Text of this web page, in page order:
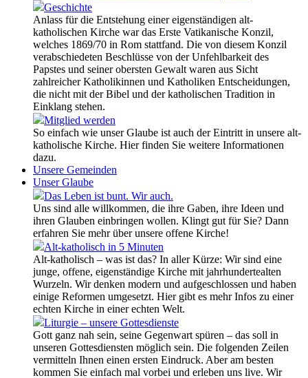
Geschichte
Anlass für die Entstehung einer eigenständigen alt-
katholischen Kirche war das Erste Vatikanische Konzil,
welches 1869/70 in Rom stattfand. Die von diesem Konzil
verabschiedeten Beschlüsse von der Unfehlbarkeit des
Papstes und seiner obersten Gewalt waren aus Sicht
zahlreicher Katholikinnen und Katholiken Entscheidungen,
die nicht mit der Bibel und der katholischen Tradition in
Einklang stehen.
Mitglied werden
So einfach wie unser Glaube ist auch der Eintritt in unsere alt-
katholische Kirche. Hier finden Sie weitere Informationen
dazu.
Unsere Gemeinden
Unser Glaube
Das Leben ist bunt. Wir auch.
Uns sind alle willkommen, die ihre Gaben, ihre Ideen und
ihren Glauben einbringen wollen. Klingt gut für Sie? Dann
erfahren Sie mehr über unsere offene Kirche!
Alt-katholisch in 5 Minuten
Alt-katholisch – was ist das? In aller Kürze: Wir sind eine
junge, offene, eigenständige Kirche mit jahrhundertealten
Wurzeln. Wir denken modern und aufgeschlossen und haben
einige Reformen umgesetzt. Hier gibt es mehr Infos zu einer
echten Kirche in einer echten Welt.
Liturgie – unsere Gottesdienste
Gott ganz nah sein, seine Gegenwart spüren – das soll in
unseren Gottesdiensten möglich sein. Die folgenden Zeilen
vermitteln Ihnen einen ersten Eindruck. Aber am besten
kommen Sie einfach mal vorbei und erleben uns live. Wir